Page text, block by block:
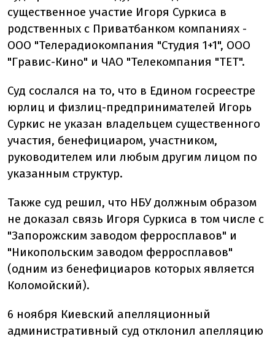
существенное участие Игоря Суркиса в
родственных с Приватбанком компаниях -
ООО "Телерадиокомпания "Студия 1+1", ООО
"Гравис-Кино" и ЧАО "Телекомпания "ТЕТ".
Суд сослался на то, что в Едином госреестре
юрлиц и физлиц-предпринимателей Игорь
Суркис не указан владельцем существенного
участия, бенефициаром, участником,
руководителем или любым другим лицом по
указанным структур.
Также суд решил, что НБУ должным образом
не доказал связь Игоря Суркиса в том числе с
"Запорожским заводом ферросплавов" и
"Никопольским заводом ферросплавов"
(одним из бенефициаров которых является
Коломойский).
6 ноября Киевский апелляционный
административный суд отклонил апелляцию